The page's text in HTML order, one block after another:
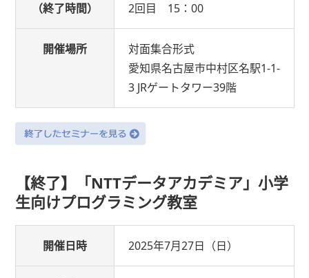
（終了時間）
2回目 15：00
開催場所
対面集合形式
愛知県名古屋市中村区名駅1-1-
3 JRゲートタワー39階
【終了】「NTTデータアカデミア」小学
生向けプログラミング教室
開催日時 2025年7月27日（日）